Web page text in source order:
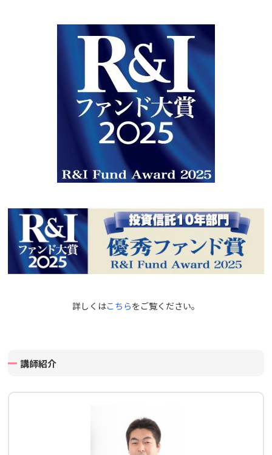
詳しくはこちらをご覧ください。
講師紹介